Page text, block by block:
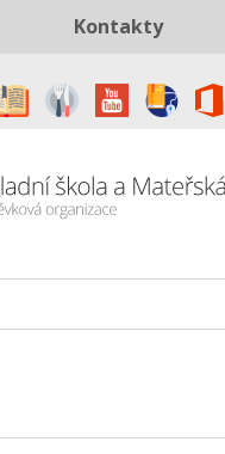
Kontakty
Datová schránka:ye8cp64